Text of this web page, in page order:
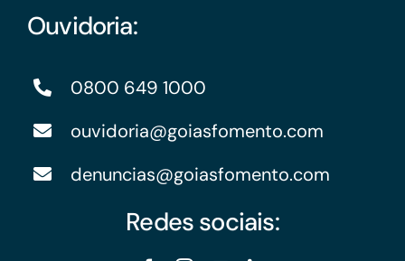
Ouvidoria:
0800 649 1000
ouvidoria@goiasfomento.com
denuncias@goiasfomento.com
Redes sociais: